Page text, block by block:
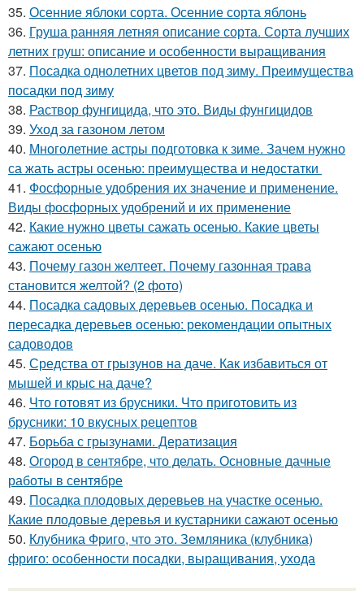
35. Осенние яблоки сорта. Осенние сорта яблонь
36. Груша ранняя летняя описание сорта. Сорта лучших
летних груш: описание и особенности выращивания
37. Посадка однолетних цветов под зиму. Преимущества
посадки под зиму
38. Раствор фунгицида, что это. Виды фунгицидов
39. Уход за газоном летом
40. Многолетние астры подготовка к зиме. Зачем нужно
са жать астры осенью: преимущества и недостатки
41. Фосфорные удобрения их значение и применение.
Виды фосфорных удобрений и их применение
42. Какие нужно цветы сажать осенью. Какие цветы
сажают осенью
43. Почему газон желтеет. Почему газонная трава
становится желтой? (2 фото)
44. Посадка садовых деревьев осенью. Посадка и
пересадка деревьев осенью: рекомендации опытных
садоводов
45. Средства от грызунов на даче. Как избавиться от
мышей и крыс на даче?
46. Что готовят из брусники. Что приготовить из
брусники: 10 вкусных рецептов
47. Борьба с грызунами. Дератизация
48. Огород в сентябре, что делать. Основные дачные
работы в сентябре
49. Посадка плодовых деревьев на участке осенью.
Какие плодовые деревья и кустарники сажают осенью
50. Клубника Фриго, что это. Земляника (клубника)
фриго: особенности посадки, выращивания, ухода